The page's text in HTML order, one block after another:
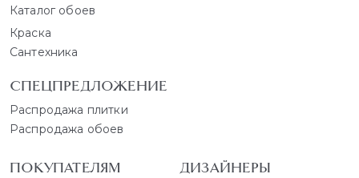
Каталог обоев
Краска
Сантехника
СПЕЦПРЕДЛОЖЕНИЕ
Распродажа плитки
Распродажа обоев
ПОКУПАТЕЛЯМ
ДИЗАЙНЕРЫ